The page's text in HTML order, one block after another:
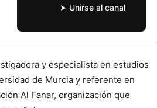
➤ Unirse al canal
y especialista en estudios
de Murcia y referente en
Al Fanar, organización que